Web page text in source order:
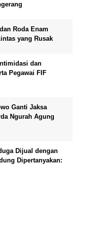
Roda Enam
yang Rusak
dan
Pegawai FIF
Ganti Jaksa
Ngurah Agung
Dijual dengan
Dipertanyakan: